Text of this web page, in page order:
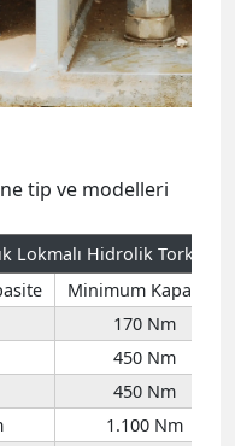
tip ve modelleri
Lokmalı Hidrolik Tork
Minimum Kapasite
170 Nm
450 Nm
450 Nm
1.100 Nm